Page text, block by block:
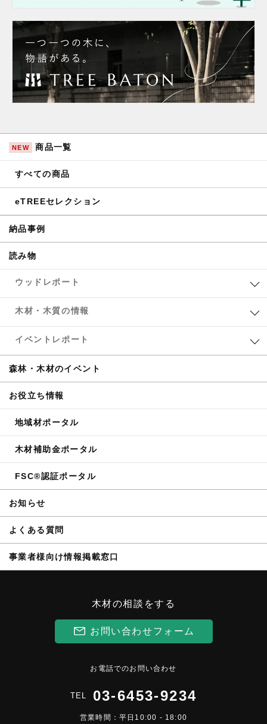
NEW 商品一覧
すべての商品
eTREEセレクション
納品事例
読み物
ウッドレポート
木材・木質の情報
イベントレポート
森林・木材のイベント
お役立ち情報
地域材ポータル
木材補助金ポータル
FSC®認証ポータル
お知らせ
よくある質問
事業者様向け情報掲載窓口
木材の相談をする
お問い合わせフォーム
お電話でのお問い合わせ
TEL 03-6453-9234
営業時間：平日10:00 - 18:00